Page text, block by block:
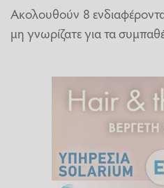
Ακολουθούν 8
μη γνωρίζατε για τα